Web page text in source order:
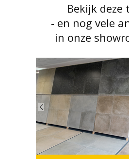
Bekijk deze
- en nog vele
in onze